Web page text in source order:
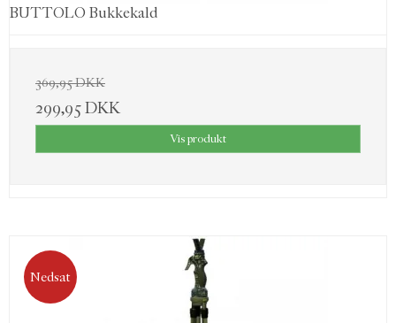
BUTTOLO Bukkekald
369,95 DKK
299,95 DKK
Vis produkt
Nedsat